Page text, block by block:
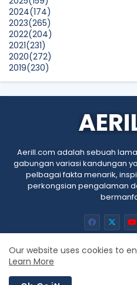
2024(174)
2023(265)
2022(204)
2021(231)
2020(272)
2019(230)
2018(496)
2011(45)
2010(5)
Aerill.com adalah sebuah
gabungan variasi kandungan
pelbagai fakta menarik,
perkongsian pengalaman
Home
Our website uses cookies to
Learn More